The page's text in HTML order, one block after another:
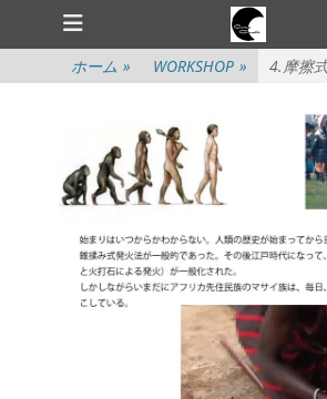
メインメニュー
ン
ッ
ホーム » WORKSHOP » 4.摩擦